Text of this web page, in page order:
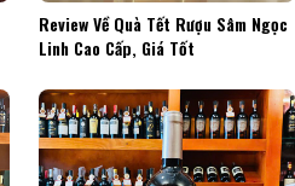
Review Về Quà Tết Rượu Sâm Ngọc
Linh Cao Cấp, Giá Tốt